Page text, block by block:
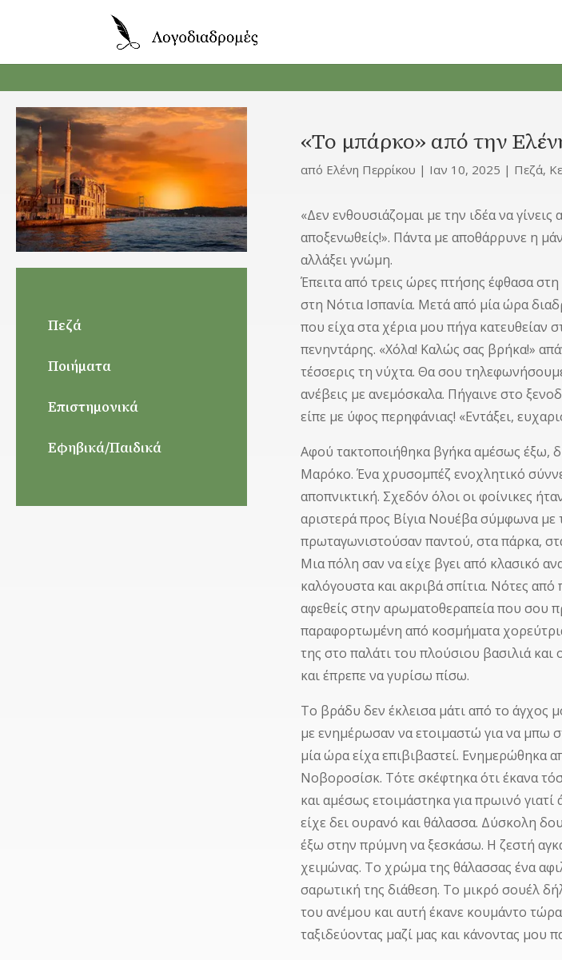
Πεζά
Ποιήματα
Επιστημονικά
Εφηβικά/Παιδικά
«Το μπάρκο» από την
από Ελένη Περρίκου | Ιαν 10, 2025 | Πεζά,
«Δεν ενθουσιάζομαι με την ιδέα να
αποξενωθείς!». Πάντα με αποθάρρυνε η
αλλάξει γνώμη.
Έπειτα από τρεις ώρες πτήσης έφθασα στη
στη Νότια Ισπανία. Μετά από μία ώρα
που είχα στα χέρια μου πήγα κατευθείαν
πενηντάρης. «Χόλα! Καλώς σας βρήκα!»
τέσσερις τη νύχτα. Θα σου
ανέβεις με ανεμόσκαλα. Πήγαινε στο
είπε με ύφος περηφάνιας! «Εντάξει,
Αφού τακτοποιήθηκα βγήκα αμέσως έξω,
Μαρόκο. Ένα χρυσομπέζ ενοχλητικό
αποπνικτική. Σχεδόν όλοι οι φοίνικες
αριστερά προς Βίγια Νουέβα σύμφωνα με
πρωταγωνιστούσαν παντού, στα πάρκα,
Μια πόλη σαν να είχε βγει από κλασικό
καλόγουστα και ακριβά σπίτια. Νότες
αφεθείς στην αρωματοθεραπεία που
παραφορτωμένη από κοσμήματα
της στο παλάτι του πλούσιου βασιλιά
και έπρεπε να γυρίσω πίσω.
Το βράδυ δεν έκλεισα μάτι από το άγχος
με ενημέρωσαν να ετοιμαστώ για να μπω
μία ώρα είχα επιβιβαστεί. Ενημερώθηκα
Νοβοροσίσκ. Τότε σκέφτηκα ότι έκανα
και αμέσως ετοιμάστηκα για πρωινό
είχε δει ουρανό και θάλασσα. Δύσκολη
έξω στην πρύμνη να ξεσκάσω. Η ζεστή
χειμώνας. Το χρώμα της θάλασσας ένα
σαρωτική της διάθεση. Το μικρό σουέλ
του ανέμου και αυτή έκανε κουμάντο
ταξιδεύοντας μαζί μας και κάνοντας μου